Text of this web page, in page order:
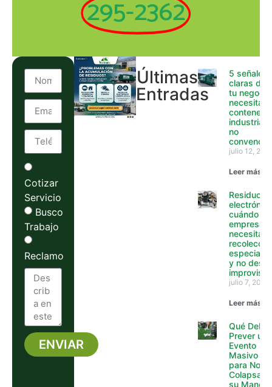
295-2362
Cotizar
Servicio
Busco
Trabajo
Reclamo
ENVIAR
Últimas
Entradas
5 señales
claras de
tu negocio
necesita
no
julio 12,
Leer más »
Residuos
cuándo
empresa
necesita
y no
julio 7, 2026
Leer más »
Qué Debe
Prever un
Evento
Masivo
para No
Colapsar
su Manejo